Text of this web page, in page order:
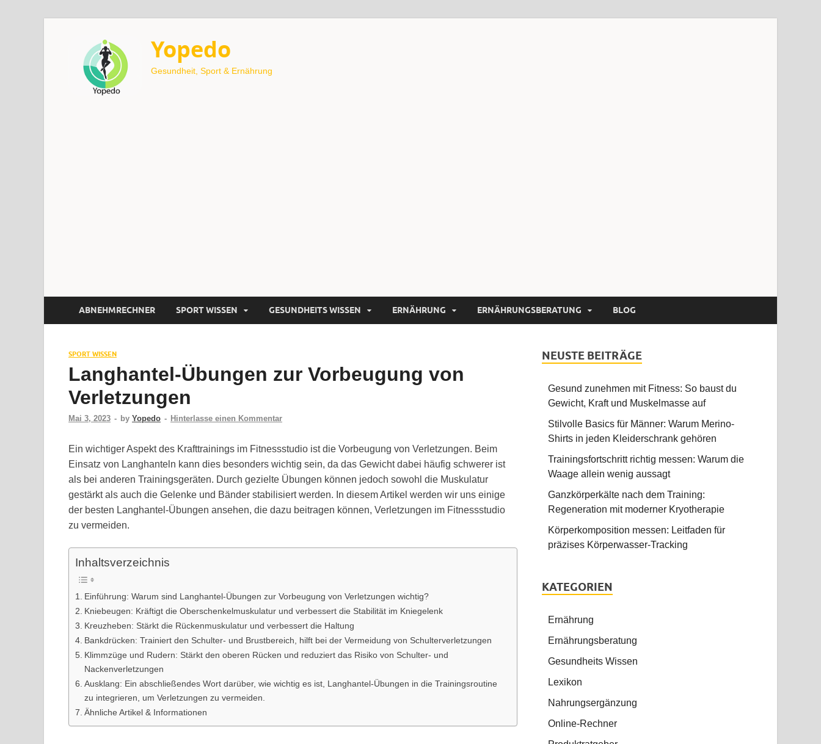
Yopedo
Gesundheit, Sport & Ernährung
ABNEHMRECHNER SPORT WISSEN GESUNDHEITS WISSEN ERNÄHRUNG ERNÄHRUNGSBERATUNG BLOG
SPORT WISSEN
Langhantel-Übungen zur Vorbeugung von
Verletzungen
Mai 3, 2023 - by Yopedo - Hinterlasse einen Kommentar
Ein wichtiger Aspekt des Krafttrainings im Fitnessstudio ist die Vorbeugung von Verletzungen. Beim
Einsatz von Langhanteln kann dies besonders wichtig sein, da das Gewicht dabei häufig schwerer ist
als bei anderen Trainingsgeräten. Durch gezielte Übungen können jedoch sowohl die Muskulatur
gestärkt als auch die Gelenke und Bänder stabilisiert werden. In diesem Artikel werden wir uns einige
der besten Langhantel-Übungen ansehen, die dazu beitragen können, Verletzungen im Fitnessstudio
zu vermeiden.
Inhaltsverzeichnis
Einführung: Warum sind Langhantel-Übungen zur Vorbeugung von Verletzungen wichtig?
Kniebeugen: Kräftigt die Oberschenkelmuskulatur und verbessert die Stabilität im Kniegelenk
Kreuzheben: Stärkt die Rückenmuskulatur und verbessert die Haltung
Bankdrücken: Trainiert den Schulter- und Brustbereich, hilft bei der Vermeidung von Schulterverletzungen
Klimmzüge und Rudern: Stärkt den oberen Rücken und reduziert das Risiko von Schulter- und
Nackenverletzungen
Ausklang: Ein abschließendes Wort darüber, wie wichtig es ist, Langhantel-Übungen in die Trainingsroutine
zu integrieren, um Verletzungen zu vermeiden.
Ähnliche Artikel & Informationen
NEUSTE BEITRÄGE
Gesund zunehmen mit Fitness: So baust du
Gewicht, Kraft und Muskelmasse auf
Stilvolle Basics für Männer: Warum Merino-
Shirts in jeden Kleiderschrank gehören
Trainingsfortschritt richtig messen: Warum die
Waage allein wenig aussagt
Ganzkörperkälte nach dem Training:
Regeneration mit moderner Kryotherapie
Körperkomposition messen: Leitfaden für
präzises Körperwasser-Tracking
KATEGORIEN
Ernährung
Ernährungsberatung
Gesundheits Wissen
Lexikon
Nahrungsergänzung
Online-Rechner